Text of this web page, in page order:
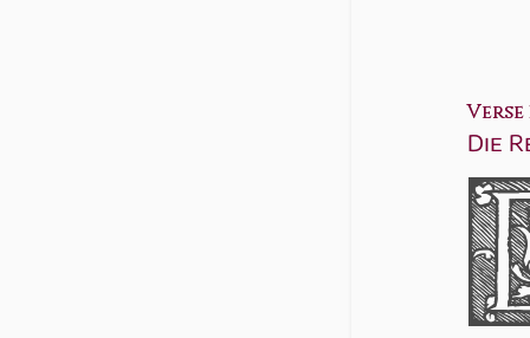
Verse
Die